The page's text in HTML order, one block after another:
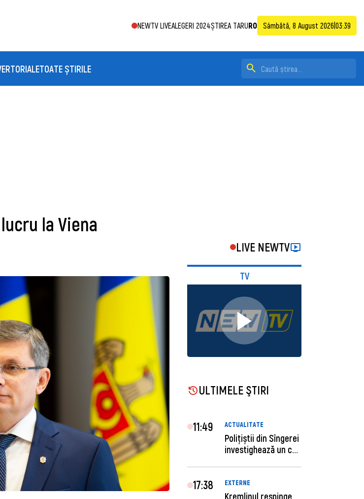
NEWTV LIVEALEGERI 2024ȘTIREA TARURO Sâmbătă, 8 August 2026 03:39
TOATE ȘTIRILE
la Viena
LIVE NEWTV
TV
ULTIMELE ŞTIRI
11:49 ACTUALITATE
Polițiștii din Sîngerei
investighează un caz
17:38 EXTERNE
Kremlinul respinge